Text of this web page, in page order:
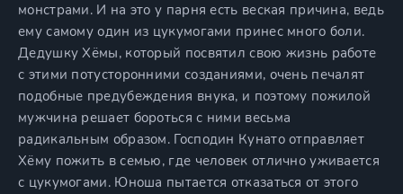
монстрами. И на это у парня есть веская причина, ведь
ему самому один из цукумогами принес много боли.
Дедушку Хёмы, который посвятил свою жизнь работе
с этими потусторонними созданиями, очень печалят
подобные предубеждения внука, и поэтому пожилой
мужчина решает бороться с ними весьма
радикальным образом. Господин Кунато отправляет
Хёму пожить в семью, где человек отлично уживается
с цукумогами. Юноша пытается отказаться от этого